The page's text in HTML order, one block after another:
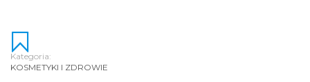
Kategoria:
KOSMETYKI I ZDROWIE